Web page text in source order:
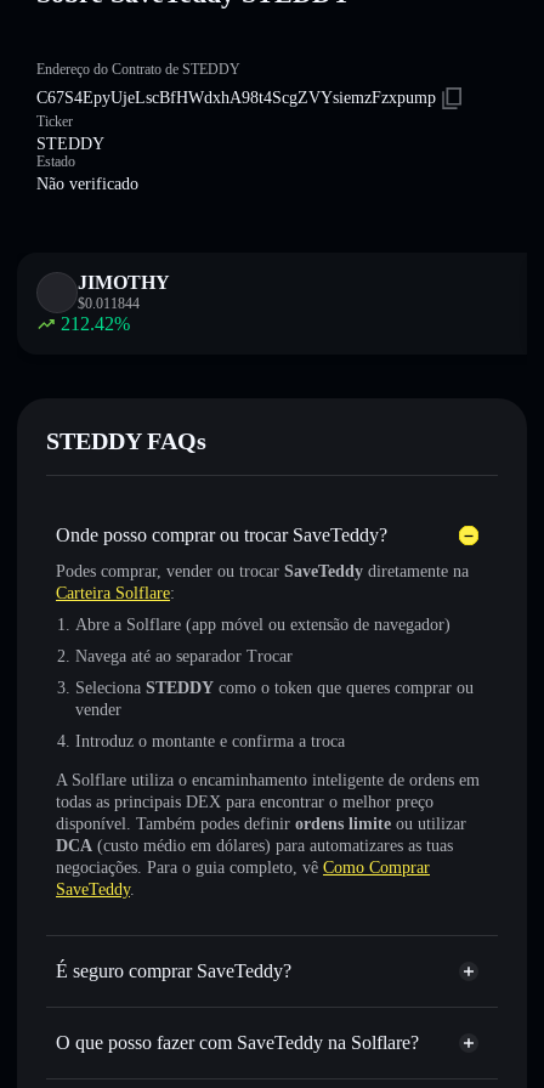
Endereço do Contrato de STEDDY
C67S4EpyUjeLscBfHWdxhA98t4ScgZVYsiemzFzxpump
Ticker
STEDDY
Estado
Não verificado
JIMOTHY
$0.011844
212.42%
STEDDY FAQs
Onde posso comprar ou trocar SaveTeddy?
Podes comprar, vender ou trocar SaveTeddy diretamente na
Carteira Solflare:
Abre a Solflare (app móvel ou extensão de navegador)
Navega até ao separador Trocar
Seleciona STEDDY como o token que queres comprar ou
vender
Introduz o montante e confirma a troca
A Solflare utiliza o encaminhamento inteligente de ordens em
todas as principais DEX para encontrar o melhor preço
disponível. Também podes definir ordens limite ou utilizar
DCA (custo médio em dólares) para automatizares as tuas
negociações. Para o guia completo, vê Como Comprar
SaveTeddy.
É seguro comprar SaveTeddy?
SaveTeddy não está verificado
O que posso fazer com SaveTeddy na Solflare?
SaveTeddy
Carteira Solflare